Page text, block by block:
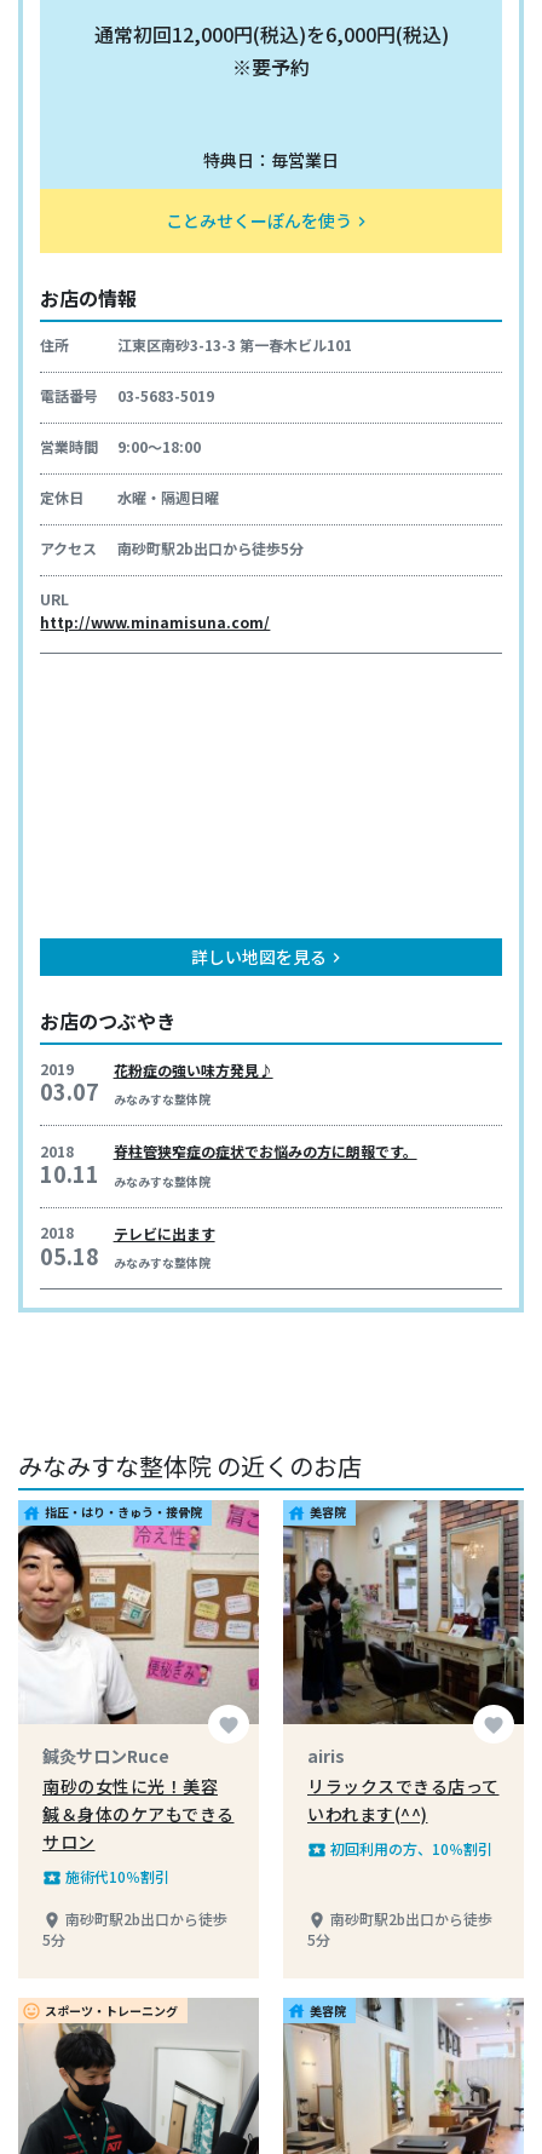
通常初回12,000円(税込)を6,000円(税込)
※要予約
特典日：毎営業日
ことみせくーぽんを使う keyboard_arrow_right
お店の情報
住所 江東区南砂3-13-3 第一春木ビル101
電話番号 03-5683-5019
営業時間 9:00～18:00
定休日 水曜・隔週日曜
アクセス 南砂町駅2b出口から徒歩5分
URL
http://www.minamisuna.com/
詳しい地図を見る keyboard_arrow_right
お店のつぶやき
2019
03.07
花粉症の強い味方発見♪
みなみすな整体院
2018
10.11
脊柱管狭窄症の症状でお悩みの方に朗報です。
みなみすな整体院
2018
05.18
テレビに出ます
みなみすな整体院
みなみすな整体院 の近くのお店
house 指圧・はり・きゅう・接骨院
favorite
鍼灸サロンRuce
南砂の女性に光！美容
鍼＆身体のケアもできる
サロン
local_play 施術代10％割引
place 南砂町駅2b出口から徒歩
5分
house 美容院
favorite
airis
リラックスできる店って
いわれます(^^)
local_play 初回利用の方、10％割引
place 南砂町駅2b出口から徒歩
5分
insert_emoticon スポーツ・トレーニング house 美容院